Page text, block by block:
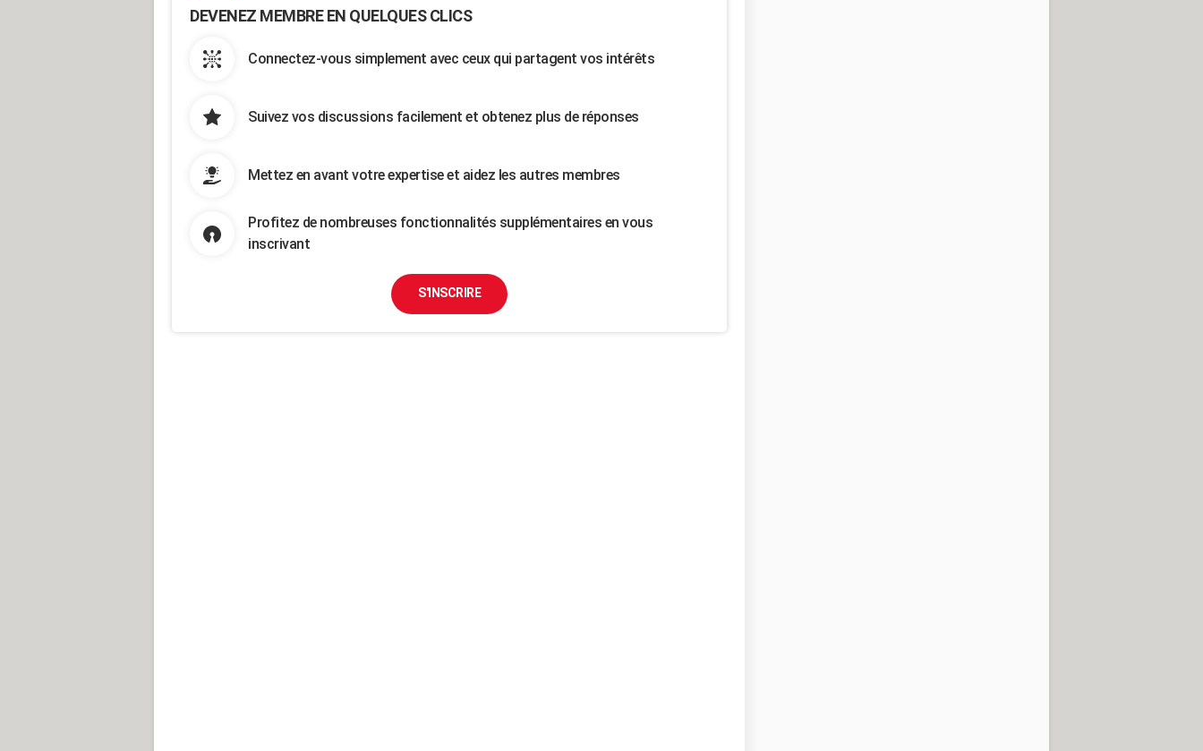
DEVENEZ MEMBRE EN QUELQUES CLICS
Connectez-vous simplement avec ceux qui partagent vos intérêts
Suivez vos discussions facilement et obtenez plus de réponses
Mettez en avant votre expertise et aidez les autres membres
Profitez de nombreuses fonctionnalités supplémentaires en vous
inscrivant
S'INSCRIRE